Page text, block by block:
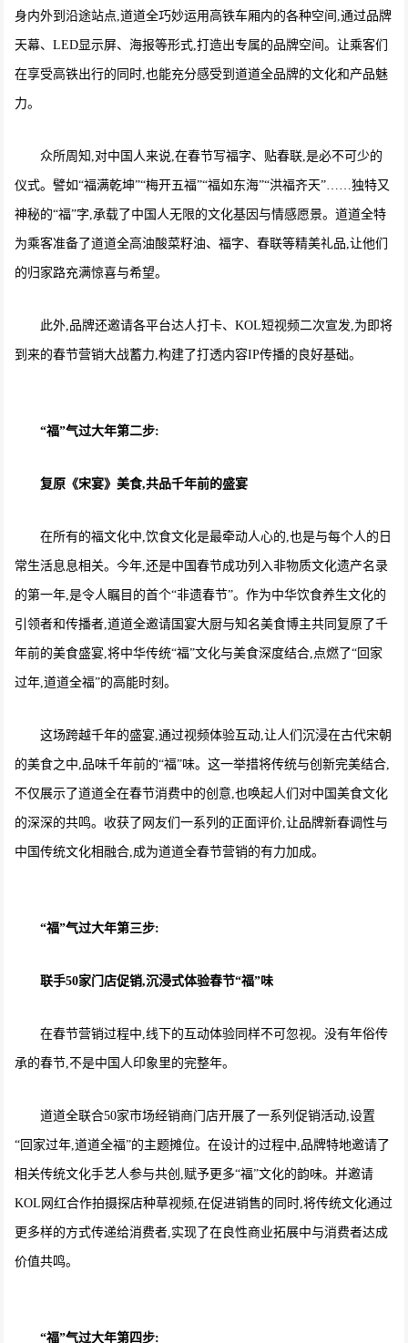
身内外到沿途站点,道道全巧妙运用高铁车厢内的各种空间,通过品牌
天幕、LED显示屏、海报等形式,打造出专属的品牌空间。让乘客们
在享受高铁出行的同时,也能充分感受到道道全品牌的文化和产品魅
力。
众所周知,对中国人来说,在春节写福字、贴春联,是必不可少的
仪式。譬如“福满乾坤”“梅开五福”“福如东海”“洪福齐天”……独特又
神秘的“福”字,承载了中国人无限的文化基因与情感愿景。道道全特
为乘客准备了道道全高油酸菜籽油、福字、春联等精美礼品,让他们
的归家路充满惊喜与希望。
此外,品牌还邀请各平台达人打卡、KOL短视频二次宣发,为即将
到来的春节营销大战蓄力,构建了打透内容IP传播的良好基础。
“福”气过大年第二步:
复原《宋宴》美食,共品千年前的盛宴
在所有的福文化中,饮食文化是最牵动人心的,也是与每个人的日
常生活息息相关。今年,还是中国春节成功列入非物质文化遗产名录
的第一年,是令人瞩目的首个“非遗春节”。作为中华饮食养生文化的
引领者和传播者,道道全邀请国宴大厨与知名美食博主共同复原了千
年前的美食盛宴,将中华传统“福”文化与美食深度结合,点燃了“回家
过年,道道全福”的高能时刻。
这场跨越千年的盛宴,通过视频体验互动,让人们沉浸在古代宋朝
的美食之中,品味千年前的“福”味。这一举措将传统与创新完美结合,
不仅展示了道道全在春节消费中的创意,也唤起人们对中国美食文化
的深深的共鸣。收获了网友们一系列的正面评价,让品牌新春调性与
中国传统文化相融合,成为道道全春节营销的有力加成。
“福”气过大年第三步:
联手50家门店促销,沉浸式体验春节“福”味
在春节营销过程中,线下的互动体验同样不可忽视。没有年俗传
承的春节,不是中国人印象里的完整年。
道道全联合50家市场经销商门店开展了一系列促销活动,设置
“回家过年,道道全福”的主题摊位。在设计的过程中,品牌特地邀请了
相关传统文化手艺人参与共创,赋予更多“福”文化的韵味。并邀请
KOL网红合作拍摄探店种草视频,在促进销售的同时,将传统文化通过
更多样的方式传递给消费者,实现了在良性商业拓展中与消费者达成
价值共鸣。
“福”气过大年第四步: